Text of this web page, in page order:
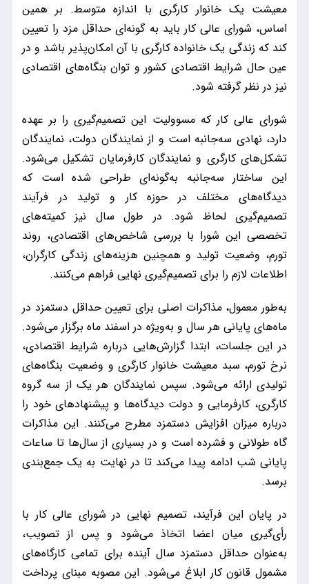
معیشت یک خانوار کارگری با اندازه متوسط. بر همین
اساس، شورای عالی کار باید به گونه‌ای حداقل مزد را تعیین
کند که زندگی یک خانواده کارگری با آن امکان‌پذیر باشد و در
عین حال شرایط اقتصادی کشور و توان بنگاه‌های اقتصادی
نیز در نظر گرفته شود.
شورای عالی کار که مسوولیت این تصمیم‌گیری را بر عهده
دارد، نهادی سه‌جانبه است و از نمایندگان دولت، نمایندگان
تشکل‌های کارگری و نمایندگان کارفرمایان تشکیل می‌شود.
این ساختار سه‌جانبه به‌گونه‌ای طراحی شده است که
دیدگاه‌های مختلف در حوزه کار و تولید در فرآیند
تصمیم‌گیری لحاظ شود. در طول سال نیز کمیته‌های
تخصصی این شورا با بررسی شاخص‌های اقتصادی، روند
تورم، وضعیت تولید و همچنین هزینه‌های زندگی کارگران،
اطلاعات لازم را برای تصمیم‌گیری نهایی فراهم می‌کنند.
به‌طور معمول، مذاکرات اصلی برای تعیین حداقل دستمزد در
ماه‌های پایانی هر سال و به‌ویژه در اسفند ماه برگزار می‌شود.
در این جلسات، ابتدا گزارش‌هایی درباره شرایط اقتصادی،
نرخ تورم، سبد معیشت خانوار کارگری و وضعیت بنگاه‌های
تولیدی ارائه می‌شود. سپس نمایندگان هر یک از سه گروه
کارگری، کارفرمایی و دولت دیدگاه‌ها و پیشنهادهای خود را
درباره میزان افزایش دستمزد مطرح می‌کنند. این مذاکرات
گاه طولانی و فشرده است و در بسیاری از سال‌ها تا ساعات
پایانی شب ادامه پیدا می‌کند تا در نهایت به یک جمع‌بندی
برسد.
در پایان این فرآیند، تصمیم نهایی در شورای عالی کار با
رأی‌گیری میان اعضا اتخاذ می‌شود و پس از تصویب،
به‌عنوان حداقل دستمزد سال آینده برای تمامی کارگاه‌های
مشمول قانون کار ابلاغ می‌شود. این مصوبه مبنای پرداخت